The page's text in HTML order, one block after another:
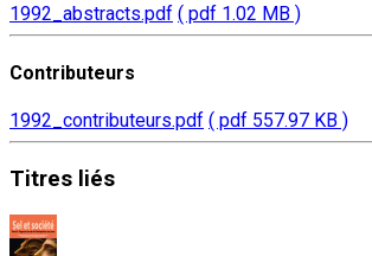
1992_abstracts.pdf ( pdf 1.02 MB )
Contributeurs
1992_contributeurs.pdf ( pdf 557.97 KB )
Titres liés